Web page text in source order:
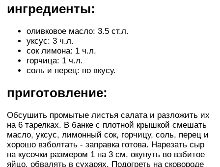
ингредиенты:
оливковое масло: 3.5 ст.л.
уксус: 3 ч.л.
сок лимона: 1 ч.л.
горчица: 1 ч.л.
соль и перец: по вкусу.
приготовление:
Обсушить промытые листья салата и разложить их
на 6 тарелках. В банке с плотной крышкой смешать
масло, уксус, лимонный сок, горчицу, соль, перец и
хорошо взболтать - заправка готова. Нарезать сыр
на кусочки размером 1 на 3 см, окунуть во взбитое
яйцо, обвалять в сухарях. Подогреть на сковороде